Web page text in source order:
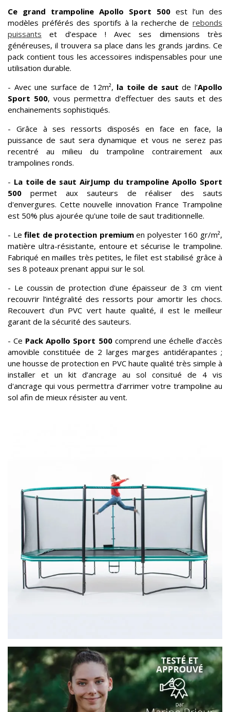
Ce grand trampoline Apollo Sport 500 est l’un des
modèles préférés des sportifs à la recherche de rebonds
puissants et d’espace ! Avec ses dimensions très
généreuses, il trouvera sa place dans les grands jardins. Ce
pack contient tous les accessoires indispensables pour une
utilisation durable.
- Avec une surface de 12m², la toile de saut de l’Apollo
Sport 500, vous permettra d’effectuer des sauts et des
enchainements sophistiqués.
- Grâce à ses ressorts disposés en face en face, la
puissance de saut sera dynamique et vous ne serez pas
recentré au milieu du trampoline contrairement aux
trampolines ronds.
- La toile de saut AirJump du trampoline Apollo Sport
500 permet aux sauteurs de réaliser des sauts
d'envergures. Cette nouvelle innovation France Trampoline
est 50% plus ajourée qu'une toile de saut traditionnelle.
- Lefilet de protection premiumen polyester 160 gr/m²,
matière ultra-résistante, entoure et sécurise le trampoline.
Fabriqué en mailles très petites, le filet est stabilisé grâce à
ses 8 poteaux prenant appui sur le sol.
- Le coussin de protection d'une épaisseur de 3 cm vient
recouvrir l’intégralité des ressorts pour amortir les chocs.
Recouvert d'un PVC vert haute qualité, il est le meilleur
garant de la sécurité des sauteurs.
- Ce Pack Apollo Sport 500 comprend une échelle d’accès
amovible constituée de 2 larges marges antidérapantes ;
une housse de protection en PVC haute qualité très simple à
installer et un kit d’ancrage au sol consitué de 4 vis
d'ancrage qui vous permettra d’arrimer votre trampoline au
sol afin de mieux résister au vent.